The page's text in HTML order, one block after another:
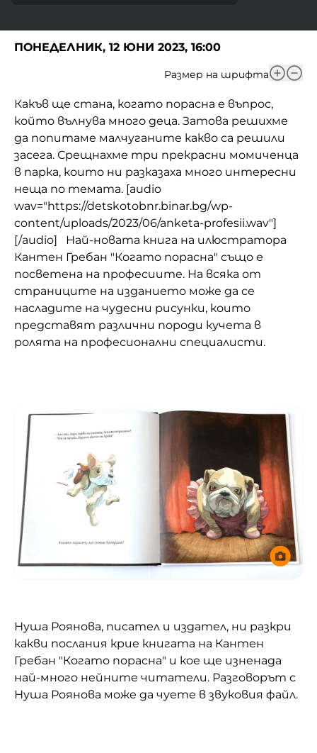
Питаме Ви
ПОНЕДЕЛНИК, 12 ЮНИ 2023, 16:00
Размер на шрифта
Какъв ще стана, когато порасна е въпрос,
който вълнува много деца. Затова решихме
да попитаме малчуганите какво са решили
засега. Срещнахме три прекрасни момиченца
в парка, които ни разказаха много интересни
неща по темата. [audio
wav="https://detskotobnr.binar.bg/wp-
content/uploads/2023/06/anketa-profesii.wav"]
[/audio] Най-новата книга на илюстратора
Кантен Гребан "Когато порасна" също е
посветена на професиите. На всяка от
страниците на изданието може да се
насладите на чудесни рисунки, които
представят различни породи кучета в
ролята на професионални специалисти.
Нуша Роянова, писател и издател, ни разкри
какви послания крие книгата на Кантен
Гребан "Когато порасна" и кое ще изненада
най-много нейните читатели. Разговорът с
Нуша Роянова може да чуете в звуковия файл.